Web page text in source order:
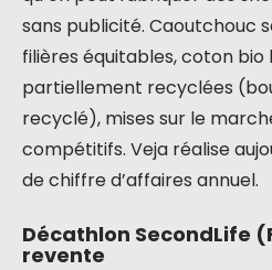
sans publicité. Caoutchouc
filières équitables, coton bio
partiellement recyclées
recyclé), mises sur le
compétitifs. Veja réalise
de chiffre d’affaires annuel.
Décathlon SecondLife
revente